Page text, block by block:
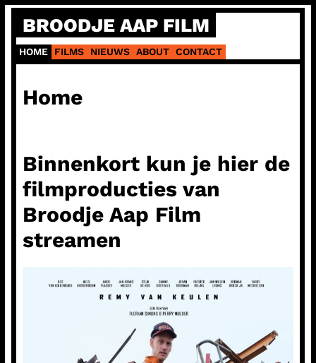
naar
de
inhoud
BROODJE AAP FILM
HOME FILMS NIEUWS ABOUT CONTACT
Home
Binnenkort kun je hier de
filmproducties van
Broodje Aap Film
streamen